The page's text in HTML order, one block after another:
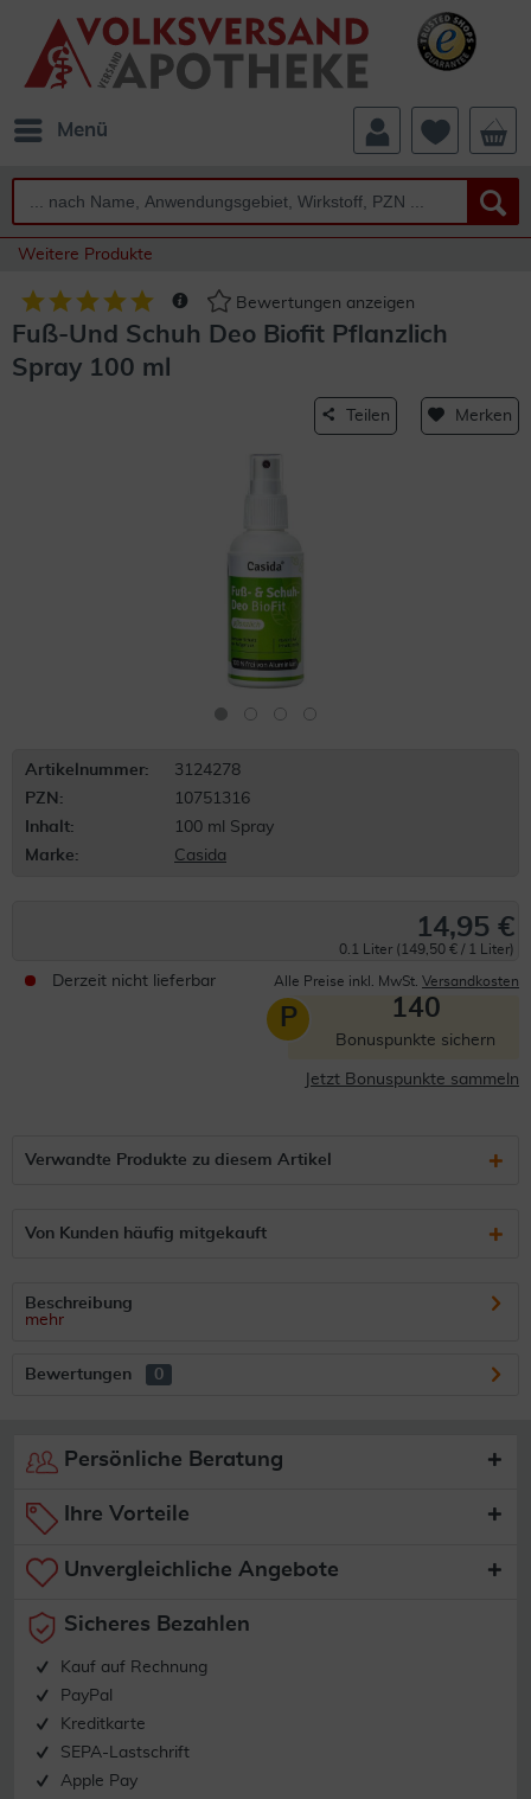
Menü
Weitere Produkte
Bewertungen anzeigen
Fuß-Und Schuh Deo Biofit Pflanzlich
Spray 100 ml
Teilen Merken
Artikelnummer:
3124278
PZN:
10751316
Inhalt:
100 ml Spray
Marke:
Casida
14,95 €
0.1 Liter (149,50 € / 1 Liter)
Derzeit nicht lieferbar Alle Preise inkl. MwSt. Versandkosten
P 140
Bonuspunkte sichern
Jetzt Bonuspunkte sammeln
Verwandte Produkte zu diesem Artikel
Von Kunden häufig mitgekauft
Beschreibung
mehr
Bewertungen 0
Persönliche Beratung
Ihre Vorteile
Unvergleichliche Angebote
Sicheres Bezahlen
Kauf auf Rechnung
PayPal
Kreditkarte
SEPA-Lastschrift
Apple Pay